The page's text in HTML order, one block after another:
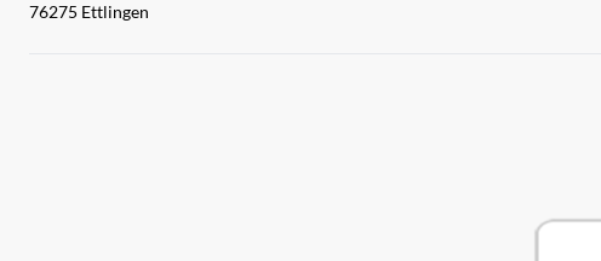
76275 Ettlingen